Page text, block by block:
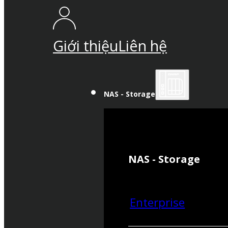
Giới thiệuLiên hệ
NAS - Storage
NAS - Storage
Enterprise